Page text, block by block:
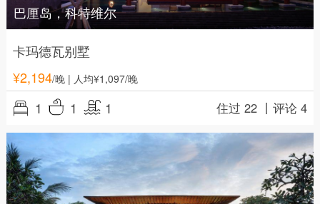
巴厘岛，科特维尔
卡玛德瓦别墅
¥2,194/晚| 人均¥1,097/晚
1 1 1 住过 22 丨评论 4